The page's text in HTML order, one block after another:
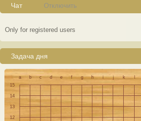
Чат Отключить
Only for registered users
Задача дня
a b c d e f g h i j k l
15
14
13
12